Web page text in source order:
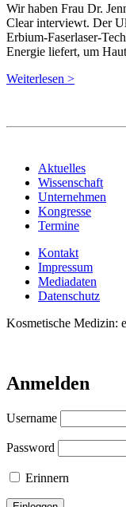
Wir haben Frau Dr.
Clear interviewt. Der
Erbium-Faserlaser-
Energie liefert, um
Weiterlesen >
Aktuelles
Wissenschaft
Unternehmen
Kongresse
Termine
Kontakt
Impressum
Mediadaten
Datenschutz
Kosmetische Medizin:
Anmelden
Username
Password
Erinnern